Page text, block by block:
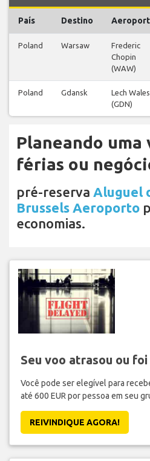
País Destino
Poland Warsaw
Frederic
Chopin
(WAW)
Poland Gdansk
Lech
(GDN)
Planeando uma
férias ou
pré-reserva Aluguel
Brussels Aeroporto
economias.
Seu voo atrasou ou foi
Você pode ser elegível para
até 600 EUR por pessoa em seu
REIVINDIQUE AGORA!